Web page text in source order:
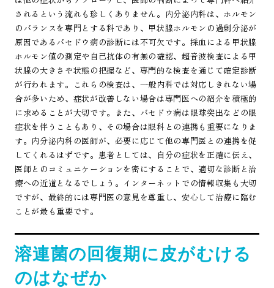
されるという流れも珍しくありません。内分泌内科は、ホルモン
のバランスを専門とする科であり、甲状腺ホルモンの過剰分泌が
原因であるバセドウ病の診断には不可欠です。採血による甲状腺
ホルモン値の測定や自己抗体の有無の確認、超音波検査による甲
状腺の大きさや状態の把握など、専門的な検査を通じて確定診断
が行われます。これらの検査は、一般内科では対応しきれない場
合が多いため、症状が改善しない場合は専門医への紹介を積極的
に求めることが大切です。また、バセドウ病は眼球突出などの眼
症状を伴うこともあり、その場合は眼科との連携も重要になりま
す。内分泌内科の医師が、必要に応じて他の専門医との連携を促
してくれるはずです。患者としては、自分の症状を正確に伝え、
医師とのコミュニケーションを密にすることで、適切な診断と治
療への近道となるでしょう。インターネットでの情報収集も大切
ですが、最終的には専門医の意見を尊重し、安心して治療に臨む
ことが最も重要です。
溶連菌の回復期に皮がむける
のはなぜか